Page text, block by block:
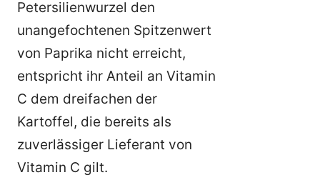
Petersilienwurzel den
unangefochtenen Spitzenwert
von Paprika nicht erreicht,
entspricht ihr Anteil an Vitamin
C dem dreifachen der
Kartoffel, die bereits als
zuverlässiger Lieferant von
Vitamin C gilt.